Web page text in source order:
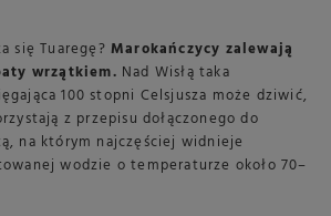
się Tuaregę?Marokańczycy zalewają
wrzątkiem. Nad Wisłą taka
100 stopni Celsjusza może dziwić,
z przepisu dołączonego do
na którym najczęściej widnieje
wodzie o temperaturze około 70–